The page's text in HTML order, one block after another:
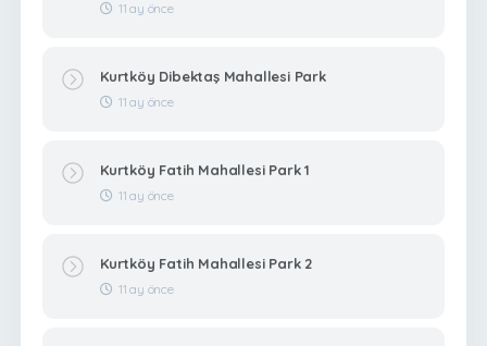
11 ay önce
Kurtköy Dibektaş Mahallesi Park
11 ay önce
Kurtköy Fatih Mahallesi Park 1
11 ay önce
Kurtköy Fatih Mahallesi Park 2
11 ay önce